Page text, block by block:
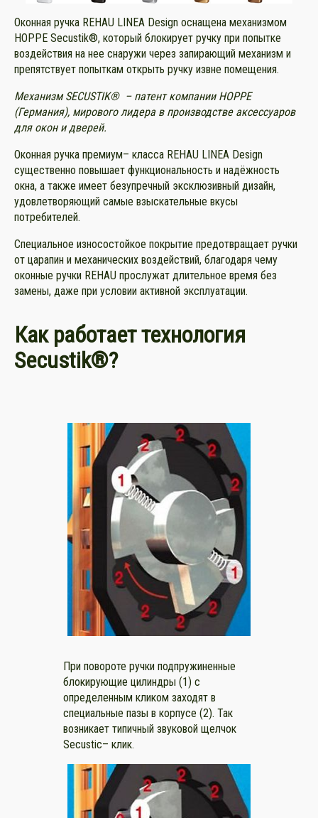
Оконная ручка REHAU LINEA Design оснащена механизмом
HOPPE Secustik®, который блокирует ручку при попытке
воздействия на нее снаружи через запирающий механизм и
препятствует попыткам открыть ручку извне помещения.
Механизм SECUSTIK® – патент компании HOPPE
(Германия), мирового лидера в производстве аксессуаров
для окон и дверей.
Оконная ручка премиум– класса REHAU LINEA Design
существенно повышает функциональность и надёжность
окна, а также имеет безупречный эксклюзивный дизайн,
удовлетворяющий самые взыскательные вкусы
потребителей.
Специальное износостойкое покрытие предотвращает ручки
от царапин и механических воздействий, благодаря чему
оконные ручки REHAU прослужат длительное время без
замены, даже при условии активной эксплуатации.
Как работает технология
Secustik®?
При повороте ручки подпружиненные
блокирующие цилиндры (1) с
определенным кликом заходят в
специальные пазы в корпусе (2). Так
возникает типичный звуковой щелчок
Secustic– клик.